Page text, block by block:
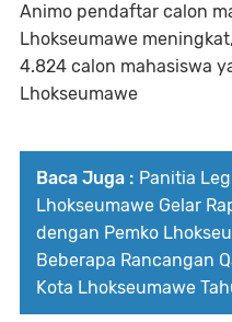
Animo pendaftar calon
Lhokseumawe
4.824 calon mahasiswa
Lhokseumawe
Baca Juga : Panitia
Lhokseumawe Gelar
dengan Pemko
Beberapa Rancangan
Kota Lhokseumawe